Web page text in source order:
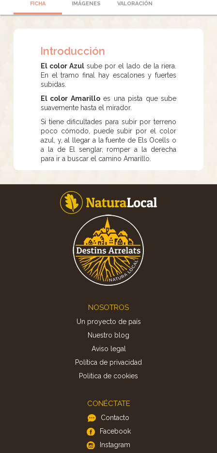
FICHA IMÁGENES VALORACIÓN
Introducción
El color Azul sube por el lado de la riera.
En el tramo final hay escalones y fuertes
subidas.
El color Amarilloes una pista que sube
suavemente hasta el mirador.
Si tiene dificultades para subir por terreno
poco cómodo, puede subir por el color
azul, y, al llegar a la fuente de Els Ocells o
a la de El senglar, romper a la derecha
para ir a buscar el camino Amarillo.
NOSOTROS
Un proyecto de país
Nuestro blog
Aviso legal
Política de privacidad
Politica de cookies
CONÉCTATE
Contacto
Facebook
Instagram